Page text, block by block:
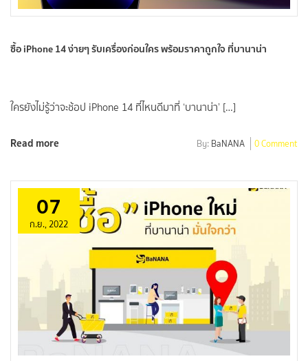
ซื้อ iPhone 14 ง่ายๆ รับเครื่องก่อนใคร พร้อมราคาถูกใจ ที่บานาน่า
ใครยังไม่รู้ว่าจะช้อป iPhone 14 ที่ไหนดีมาที่ ‘บานาน่า’ […]
Read more By: BaNANA 0 Comment
07
ก.ย., 2022